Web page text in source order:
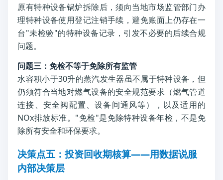
原有特种设备锅炉拆除后，须向当地市场监管部门办
理特种设备使用登记注销手续，避免账面上仍存在一
台"未检验"的特种设备记录，引发不必要的后续合规
问题。
问题三：免检不等于免除所有监管
水容积小于30升的蒸汽发生器虽不属于特种设备，但
仍须符合当地对燃气设备的安全规范要求（燃气管道
连接、安全阀配置、设备间通风等），以及适用的
NOx排放标准。"免检"是免除特种设备年检，不是免
除所有安全和环保要求。
决策点五：投资回收期核算——用数据说服
内部决策层